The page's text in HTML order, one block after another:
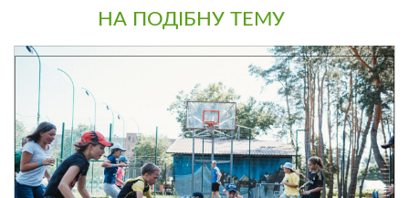
НА ПОДІБНУ ТЕМУ